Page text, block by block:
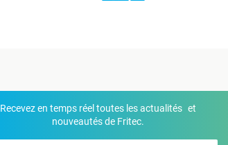
Recevez en temps réel toutes les actualités et
nouveautés de Fritec.